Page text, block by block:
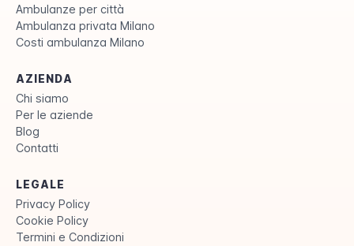
Ambulanze per città
Ambulanza privata Milano
Costi ambulanza Milano
AZIENDA
Chi siamo
Per le aziende
Blog
Contatti
LEGALE
Privacy Policy
Cookie Policy
Termini e Condizioni